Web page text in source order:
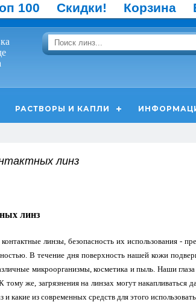
100 Скидки! Корзина
РАСТВОРЫ И КАПЛИ
линз
линз
линзы, безопасность их использования -
В течение дня поверхность нашей кожи
микроорганизмы, косметика и пыль. Наши
же, загрязнения на линзах могут накапливаться
и какие из современных средств для этого